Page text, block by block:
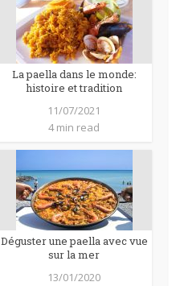
La paella dans le monde:
histoire et tradition
11/07/2021
4 min read
Déguster une paella avec vue
sur la mer
13/01/2020